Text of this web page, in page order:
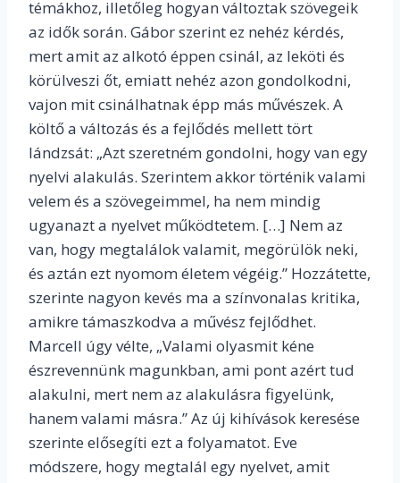
témákhoz, illetőleg hogyan változtak szövegeik
az idők során. Gábor szerint ez nehéz kérdés,
mert amit az alkotó éppen csinál, az leköti és
körülveszi őt, emiatt nehéz azon gondolkodni,
vajon mit csinálhatnak épp más művészek. A
költő a változás és a fejlődés mellett tört
lándzsát: „Azt szeretném gondolni, hogy van egy
nyelvi alakulás. Szerintem akkor történik valami
velem és a szövegeimmel, ha nem mindig
ugyanazt a nyelvet működtetem. […] Nem az
van, hogy megtalálok valamit, megörülök neki,
és aztán ezt nyomom életem végéig.” Hozzátette,
szerinte nagyon kevés ma a színvonalas kritika,
amikre támaszkodva a művész fejlődhet.
Marcell úgy vélte, „Valami olyasmit kéne
észrevennünk magunkban, ami pont azért tud
alakulni, mert nem az alakulásra figyelünk,
hanem valami másra.” Az új kihívások keresése
szerinte elősegíti ezt a folyamatot. Eve
módszere, hogy megtalál egy nyelvet, amit